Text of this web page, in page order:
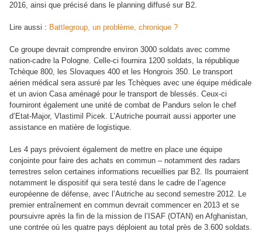
2016, ainsi que précisé dans le planning diffusé sur B2.
Lire aussi : Battlegroup, un problème, chronique ?
Ce groupe devrait comprendre environ 3000 soldats avec comme
nation-cadre la Pologne. Celle-ci fournira 1200 soldats, la république
Tchèque 800, les Slovaques 400 et les Hongrois 350. Le transport
aérien médical sera assuré par les Tchèques avec une équipe médicale
et un avion Casa aménagé pour le transport de blessés. Ceux-ci
fourniront également une unité de combat de Pandurs selon le chef
d’Etat-Major, Vlastimil Picek. L’Autriche pourrait aussi apporter une
assistance en matière de logistique.
Les 4 pays prévoient également de mettre en place une équipe
conjointe pour faire des achats en commun – notamment des radars
terrestres selon certaines informations recueillies par B2. Ils pourraient
notamment le dispositif qui sera testé dans le cadre de l’agence
européenne de défense, avec l’Autriche au second semestre 2012. Le
premier entraînement en commun devrait commencer en 2013 et se
poursuivre après la fin de la mission de l’ISAF (OTAN) en Afghanistan,
une contrée où les quatre pays déploient au total près de 3.600 soldats.